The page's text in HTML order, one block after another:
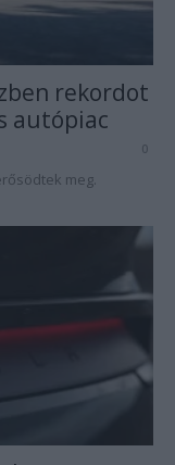
rekordot
autópiac
0
meg.